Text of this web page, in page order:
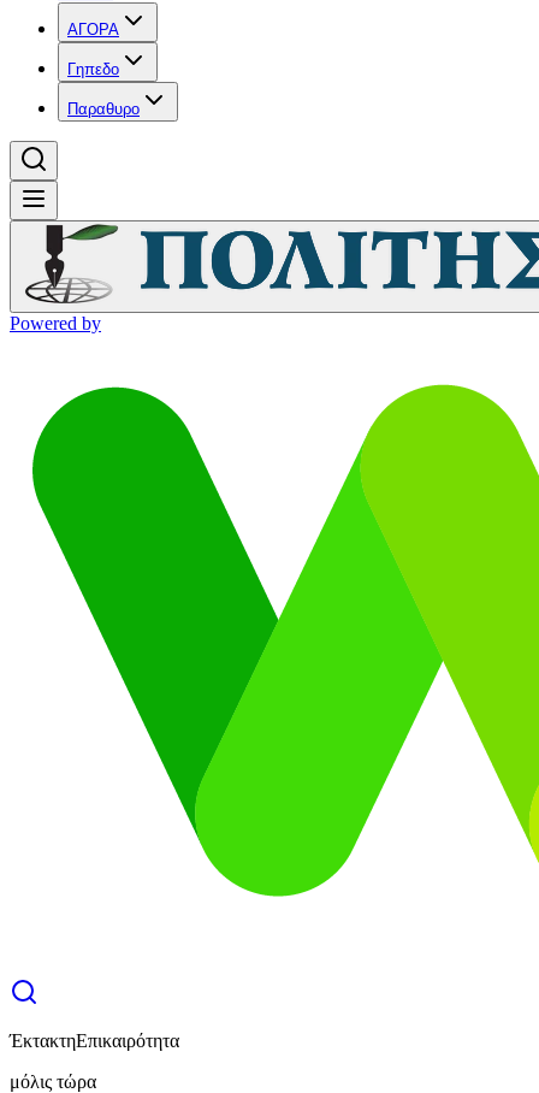
ΑΓΟΡΑ
Γηπεδο
Παραθυρο
Powered by
ΈκτακτηΕπικαιρότητα
μόλις τώρα